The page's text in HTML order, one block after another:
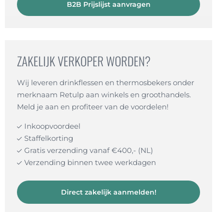
B2B Prijslijst aanvragen
ZAKELIJK VERKOPER WORDEN?
Wij leveren drinkflessen en thermosbekers onder
merknaam Retulp aan winkels en groothandels.
Meld je aan en profiteer van de voordelen!
Inkoopvoordeel
Staffelkorting
Gratis verzending vanaf €400,- (NL)
Verzending binnen twee werkdagen
Direct zakelijk aanmelden!